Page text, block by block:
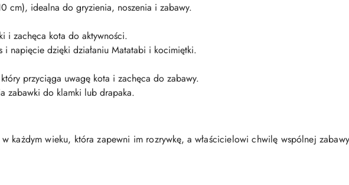
cm), idealna do gryzienia, noszenia i zabawy.
i zachęca kota do aktywności.
i napięcie dzięki działaniu Matatabi i kocimiętki.
przyciąga uwagę kota i zachęca do zabawy.
zabawki do klamki lub drapaka.
każdym wieku, która zapewni im rozrywkę, a właścicielowi chwilę wspólnej